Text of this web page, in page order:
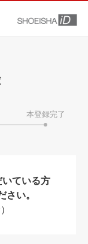
本登録完了
ている方
さい。